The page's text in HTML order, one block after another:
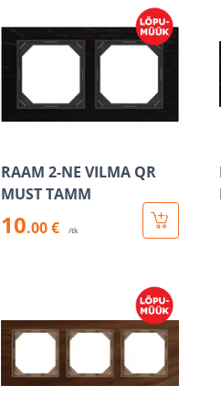
RAAM 2-NE VILMA QR
MUST TAMM
10.00 € /tk